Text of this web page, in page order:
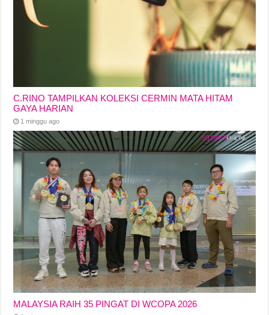
C.RINO TAMPILKAN KOLEKSI CERMIN MATA HITAM
GAYA HARIAN
1 minggu ago
MALAYSIA RAIH 35 PINGAT DI WCOPA 2026